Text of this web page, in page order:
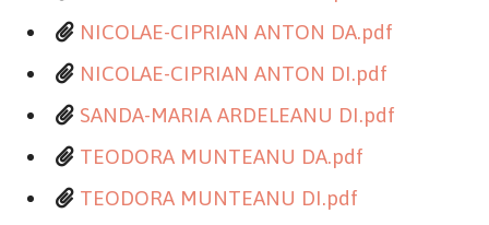
NICOLAE-CIPRIAN ANTON DA.pdf
NICOLAE-CIPRIAN ANTON DI.pdf
SANDA-MARIA ARDELEANU DI.pdf
TEODORA MUNTEANU DA.pdf
TEODORA MUNTEANU DI.pdf